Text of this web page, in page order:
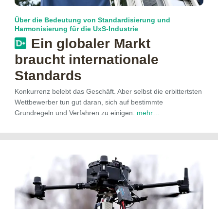
Über die Bedeutung von Standardisierung und
Harmonisierung für die UxS-Industrie
Ein globaler Markt
braucht internationale
Standards
Konkurrenz belebt das Geschäft. Aber selbst die erbittertsten
Wettbewerber tun gut daran, sich auf bestimmte
Grundregeln und Verfahren zu einigen. mehr…